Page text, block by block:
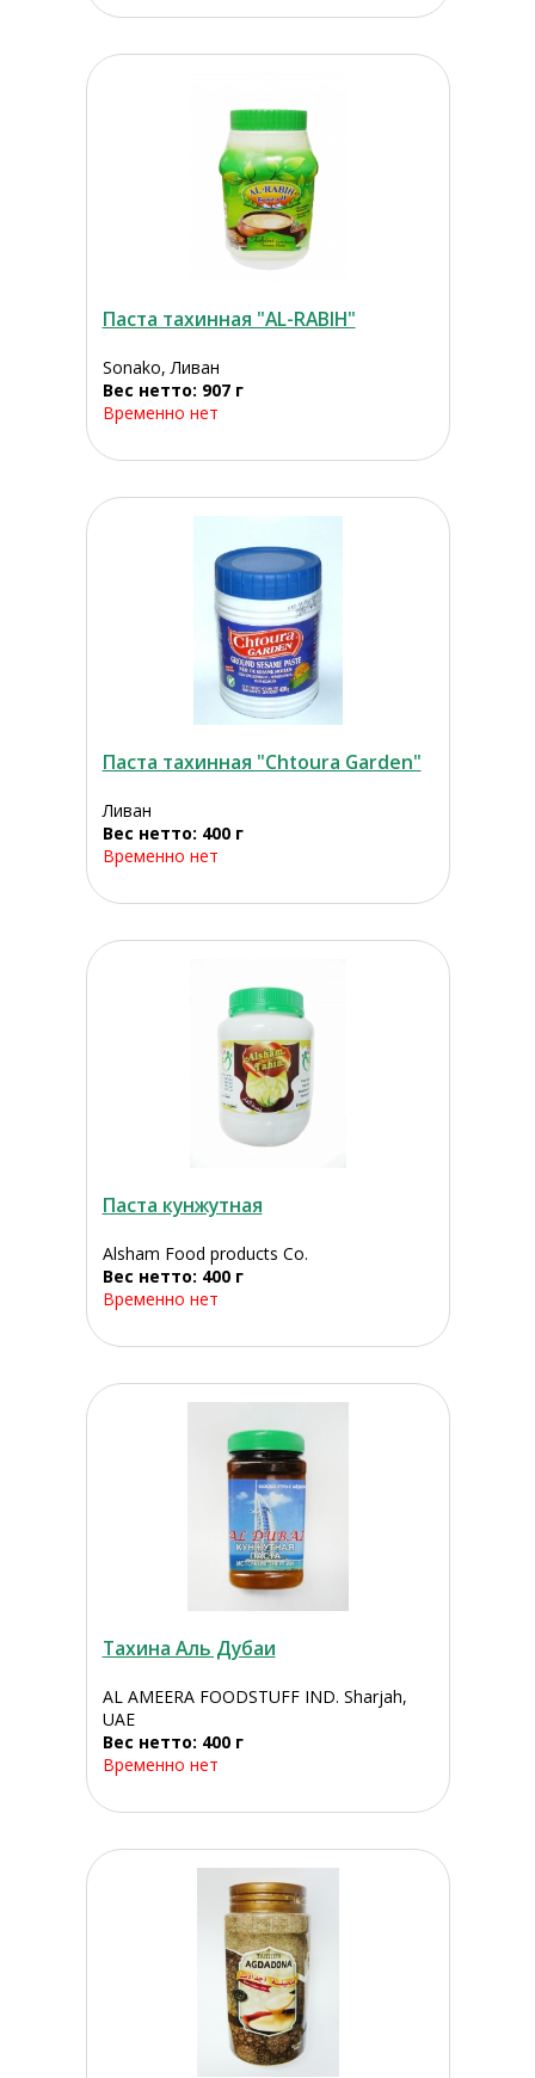
Паста тахинная "AL-RABIH"
Sonako, Ливан
Вес нетто: 907 г
Временно нет
Паста тахинная "Chtoura Garden"
Ливан
Вес нетто: 400 г
Временно нет
Паста кунжутная
Alsham Food products Co.
Вес нетто: 400 г
Временно нет
Тахина Аль Дубаи
AL AMEERA FOODSTUFF IND. Sharjah,
UAE
Вес нетто: 400 г
Временно нет